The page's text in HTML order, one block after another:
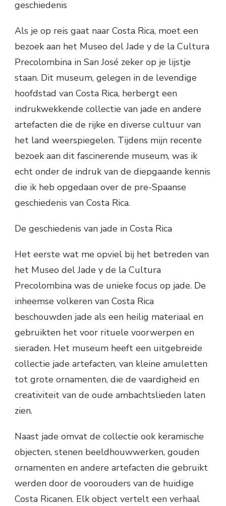
geschiedenis
Als je op reis gaat naar Costa Rica, moet een
bezoek aan het Museo del Jade y de la Cultura
Precolombina in San José zeker op je lijstje
staan. Dit museum, gelegen in de levendige
hoofdstad van Costa Rica, herbergt een
indrukwekkende collectie van jade en andere
artefacten die de rijke en diverse cultuur van
het land weerspiegelen. Tijdens mijn recente
bezoek aan dit fascinerende museum, was ik
echt onder de indruk van de diepgaande kennis
die ik heb opgedaan over de pre-Spaanse
geschiedenis van Costa Rica.
De geschiedenis van jade in Costa Rica
Het eerste wat me opviel bij het betreden van
het Museo del Jade y de la Cultura
Precolombina was de unieke focus op jade. De
inheemse volkeren van Costa Rica
beschouwden jade als een heilig materiaal en
gebruikten het voor rituele voorwerpen en
sieraden. Het museum heeft een uitgebreide
collectie jade artefacten, van kleine amuletten
tot grote ornamenten, die de vaardigheid en
creativiteit van de oude ambachtslieden laten
zien.
Naast jade omvat de collectie ook keramische
objecten, stenen beeldhouwwerken, gouden
ornamenten en andere artefacten die gebruikt
werden door de voorouders van de huidige
Costa Ricanen. Elk object vertelt een verhaal